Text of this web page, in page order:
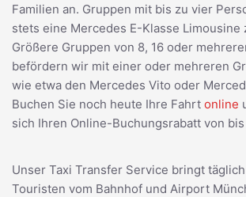
Familien an. Gruppen mit bis zu vier
stets eine Mercedes E-Klasse Limousine
Größere Gruppen von 8, 16 oder
befördern wir mit einer oder mehreren
wie etwa den Mercedes Vito oder
Buchen Sie noch heute Ihre Fahrt online
sich Ihren Online-Buchungsrabatt von bis
Unser Taxi Transfer Service bringt
Touristen vom Bahnhof und Airport